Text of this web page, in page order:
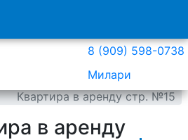
8 (909) 598-0738
Милари
Квартира в аренду стр. №15
в аренду